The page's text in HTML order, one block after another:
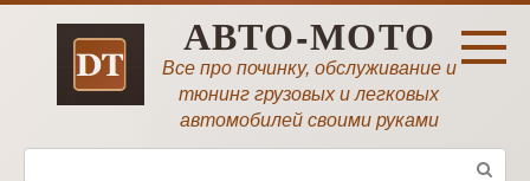
Перейти
АВТО-МОТО
Все про починку, обслуживание и
тюнинг грузовых и легковых
автомобилей своими руками
Поиск: